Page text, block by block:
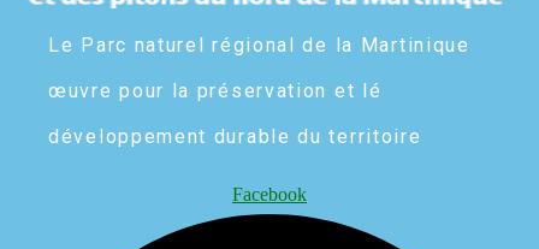
Le Parc naturel régional de la Martinique
œuvre pour la préservation et lé
développement durable du territoire
Facebook